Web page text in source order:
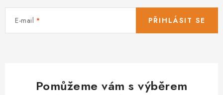
y
ý
E-mail PŘIHLÁSIT SE
Pomůžeme vám s výběrem